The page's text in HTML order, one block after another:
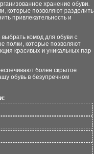
хранение обуви.
которые позволяют разделить
привлекательность и
комод для обуви с
полки, которые позволяют
красивых и уникальных пар
более скрытое
обувь в безупречном